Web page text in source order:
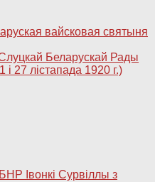
вайсковая святыня
Беларускай Рады
27 лістапада 1920 г.)
Івонкі Сурвіллы з